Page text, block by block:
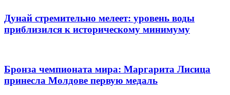
Дунай стремительно мелеет: уровень воды
приблизился к историческому минимуму
Бронза чемпионата мира: Маргарита Лисица
принесла Молдове первую медаль